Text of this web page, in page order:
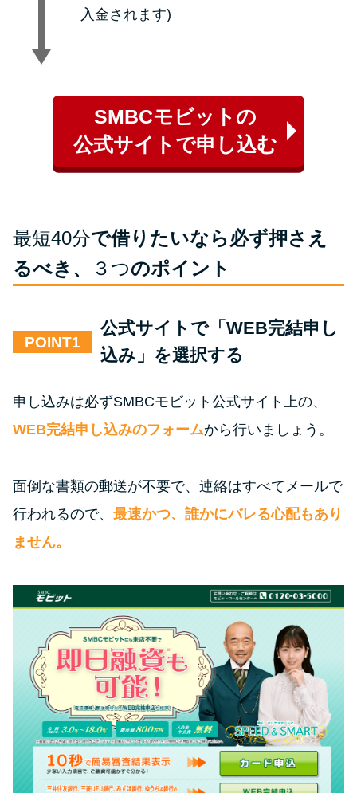
入金されます)
SMBCモビットの
公式サイトで申し込む
最短40分で借りたいなら必ず押さえ
るべき、
３つのポイント
POINT
公式サイトで「WEB完結申し
込み」を選択する
申し込みは必ずSMBCモビット公式サイト上の、
WEB完結申し込みのフォームから行いましょう。
面倒な書類の郵送が不要で、連絡はすべてメールで
行われるので、 最速かつ、誰かにバレる心配もあり
ません。